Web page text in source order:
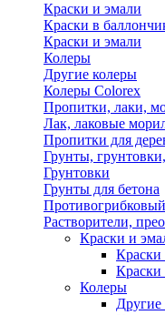
Краски и эмали
Краски в
Краски и эмали
Колеры
Другие колеры
Колеры Colorex
Пропитки, лаки,
Лак, лаковые
Пропитки для
Грунты,
Грунтовки
Грунты для бетона
Растворители,
Краски и
Краски
Краски
Колеры
Другие